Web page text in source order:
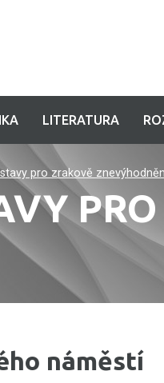
LITERATURA
pro zrakově
náměstí